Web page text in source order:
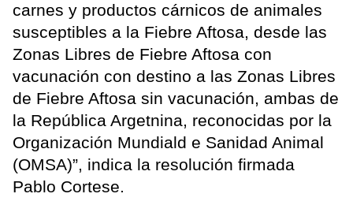
carnes y productos cárnicos de animales
susceptibles a la Fiebre Aftosa, desde las
Zonas Libres de Fiebre Aftosa con
vacunación con destino a las Zonas Libres
de Fiebre Aftosa sin vacunación, ambas de
la República Argetnina, reconocidas por la
Organización Mundiald e Sanidad Animal
(OMSA)”, indica la resolución firmada
Pablo Cortese.